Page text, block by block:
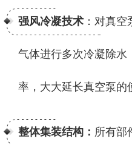
强风冷凝技术：对真空
气体进行多次冷凝除水
率，大大延长真空泵的
整体集装结构： 所有部